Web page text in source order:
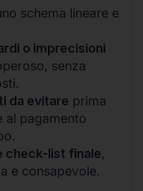
schema lineare e
o imprecisioni
senza
da evitare prima
al pagamento
check-list finale,
e consapevole.